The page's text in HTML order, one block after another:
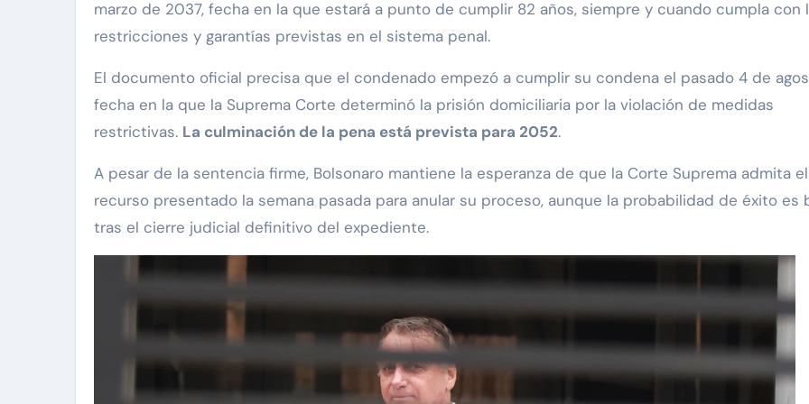
marzo de 2037, fecha en la que estará a punto de cumplir 82 años, siempre y cuando cumpla con
restricciones y garantías previstas en el sistema penal.
El documento oficial precisa que el condenado empezó a cumplir su condena el pasado 4 de
fecha en la que la Suprema Corte determinó la prisión domiciliaria por la violación de medidas
restrictivas. La culminación de la pena está prevista para 2052.
A pesar de la sentencia firme, Bolsonaro mantiene la esperanza de que la Corte Suprema admita el
recurso presentado la semana pasada para anular su proceso, aunque la probabilidad de éxito es
tras el cierre judicial definitivo del expediente.